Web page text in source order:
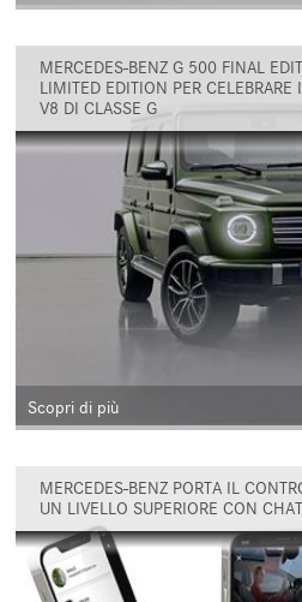
MERCEDES-BENZ G 500 FINAL
LIMITED EDITION PER
V8 DI CLASSE G
Scopri di più
MERCEDES-BENZ PORTA IL
UN LIVELLO SUPERIORE CON